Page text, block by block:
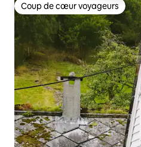
Coup de cœur voyageurs
Coup de cœur voyageurs